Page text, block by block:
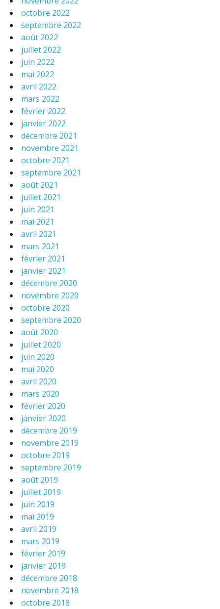
octobre 2022
septembre 2022
août 2022
juillet 2022
juin 2022
mai 2022
avril 2022
mars 2022
février 2022
janvier 2022
décembre 2021
novembre 2021
octobre 2021
septembre 2021
août 2021
juillet 2021
juin 2021
mai 2021
avril 2021
mars 2021
février 2021
janvier 2021
décembre 2020
novembre 2020
octobre 2020
septembre 2020
août 2020
juillet 2020
juin 2020
mai 2020
avril 2020
mars 2020
février 2020
janvier 2020
décembre 2019
novembre 2019
octobre 2019
septembre 2019
août 2019
juillet 2019
juin 2019
mai 2019
avril 2019
mars 2019
février 2019
janvier 2019
décembre 2018
novembre 2018
octobre 2018